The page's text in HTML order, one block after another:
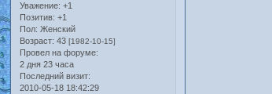
Уважение: +1
Позитив: +1
Пол: Женский
Возраст: 43[1982-10-15]
Провел на форуме:
2 дня 23 часа
Последний визит:
2010-05-18 18:42:29